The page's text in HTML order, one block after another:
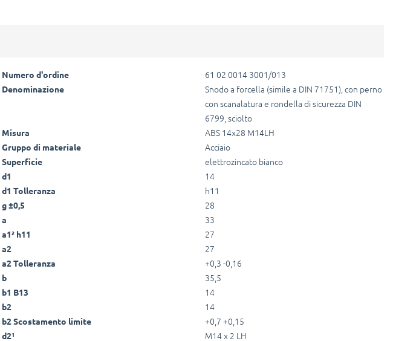
Numero d'ordine 61 02 0014 3001/013
Denominazione
Snodo a forcella (simile a DIN 71751), con perno
con scanalatura e rondella di sicurezza DIN
6799, sciolto
Misura ABS 14x28 M14LH
Gruppo di materiale Acciaio
Superficie elettrozincato bianco
d1 14
d1 Tolleranza h11
g ±0,5 28
a 33
a1² h11 27
a2 27
a2 Tolleranza +0,3 -0,16
b 35,5
b1 B13 14
b2 14
b2 Scostamento limite +0,7 +0,15
d2¹ M14 x 2 LH